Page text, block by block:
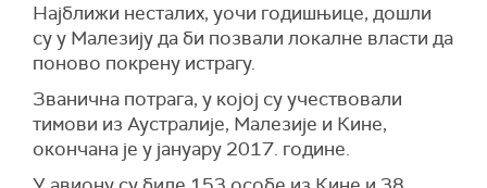
Најближи несталих, уочи годишњице, дошли
су у Малезију да би позвали локалне власти да
поново покрену истрагу.
Званична потрага, у којој су учествовали
тимови из Аустралије, Малезије и Кине,
окончана је у јануару 2017. године.